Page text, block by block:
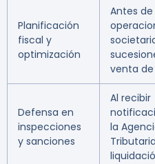
Planificación
fiscal y
optimización
Antes de
venta
Defensa en
inspecciones
y sanciones
Al recibir
la